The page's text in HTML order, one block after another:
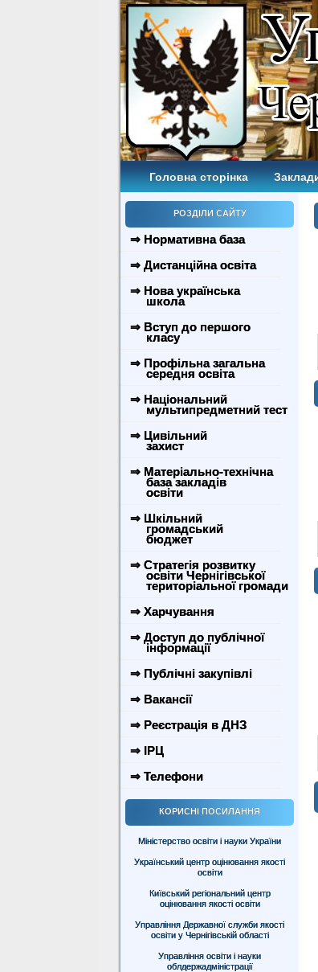
Головна сторінка
РОЗДІЛИ САЙТУ
⇒ Нормативна база
⇒ Дистанційна освіта
⇒ Нова українська
школа
⇒ Вступ до першого
класу
⇒ Профільна загальна
середня освіта
⇒ Національний
мультипредметний тест
⇒ Цивільний
захист
⇒ Матеріально-технічна
база закладів
освіти
⇒ Шкільний
громадський
бюджет
⇒ Стратегія розвитку
освіти Чернігівської
територіальної громади
⇒ Харчування
⇒ Доступ до публічної
інформації
⇒ Публічні закупівлі
⇒ Вакансії
⇒ Реєстрація в ДНЗ
⇒ ІРЦ
⇒ Телефони
КОРИСНІ ПОСИЛАННЯ
Міністерство освіти і науки України
Український центр оцінювання якості
освіти
Київський регіональний центр
оцінювання якості освіти
Управління Державної служби якості
освіти у Чернігівській області
Управління освіти і науки
облдержадміністрації